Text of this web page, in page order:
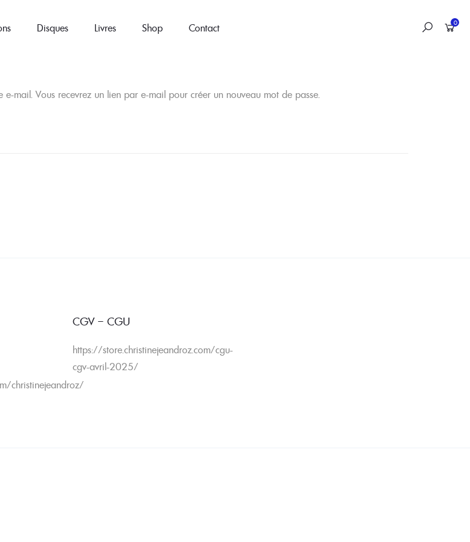
Disques Livres Shop Contact 0
mail. Vous recevrez un lien par e-mail pour créer un nouveau mot de passe.
christinejeandroz/
CGV – CGU
https://store.christinejeandroz.com/cgu-
cgv-avril-2025/